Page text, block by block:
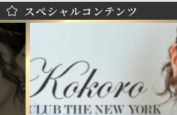
スぺシャルコンテンツ